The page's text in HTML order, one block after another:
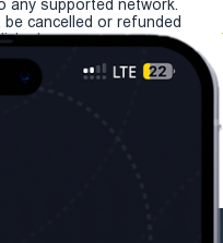
any supported network.
cancelled or refunded